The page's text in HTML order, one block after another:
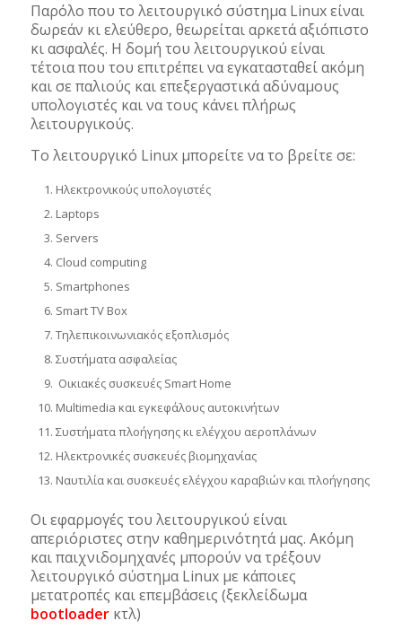
Παρόλο που το λειτουργικό σύστημα Linux είναι
δωρεάν κι ελεύθερο, θεωρείται αρκετά αξιόπιστο
κι ασφαλές. Η δομή του λειτουργικού είναι
τέτοια που του επιτρέπει να εγκατασταθεί ακόμη
και σε παλιούς και επεξεργαστικά αδύναμους
υπολογιστές και να τους κάνει πλήρως
λειτουργικούς.
Το λειτουργικό Linux μπορείτε να το βρείτε σε:
Ηλεκτρονικούς υπολογιστές
Laptops
Servers
Cloud computing
Smartphones
Smart TV Box
Τηλεπικοινωνιακός εξοπλισμός
Συστήματα ασφαλείας
Οικιακές συσκευές Smart Home
Multimedia και εγκεφάλους αυτοκινήτων
Συστήματα πλοήγησης κι ελέγχου αεροπλάνων
Ηλεκτρονικές συσκευές βιομηχανίας
Ναυτιλία και συσκευές ελέγχου καραβιών και πλοήγησης
Οι εφαρμογές του λειτουργικού είναι
απεριόριστες στην καθημερινότητά μας. Ακόμη
και παιχνιδομηχανές μπορούν να τρέξουν
λειτουργικό σύστημα Linux με κάποιες
μετατροπές και επεμβάσεις (ξεκλείδωμα
bootloaderκτλ)